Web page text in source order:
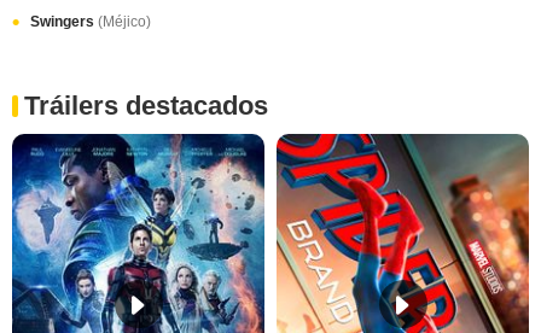
Swingers (Méjico)
Tráilers destacados